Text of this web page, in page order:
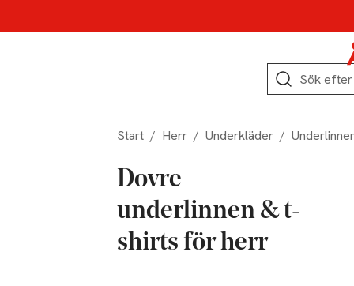
Sök
Start / Herr / Underkläder /
Dovre
underlinnen & t-
shirts för herr